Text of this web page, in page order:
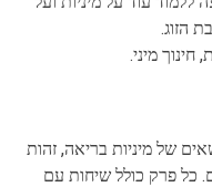
הזוג.
חינוך מיני.
של מיניות בריאה, זהות
כל פרק כולל שיחות עם